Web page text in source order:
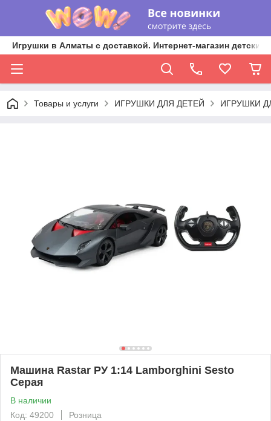
Игрушки в Алматы с доставкой. Интернет-магазин
Товары и услуги ИГРУШКИ ДЛЯ ДЕТЕЙ ИГРУШКИ
Машина Rastar РУ 1:14 Lamborghini Sesto
Серая
В наличии
Код: 49200
Розница